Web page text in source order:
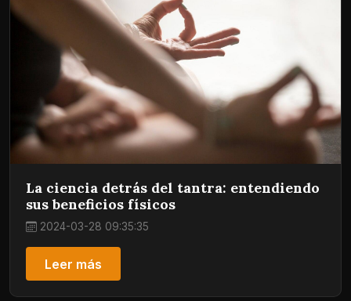
La ciencia detrás del tantra: entendiendo
sus beneficios físicos
2024-03-28 09:35:35
Leer más